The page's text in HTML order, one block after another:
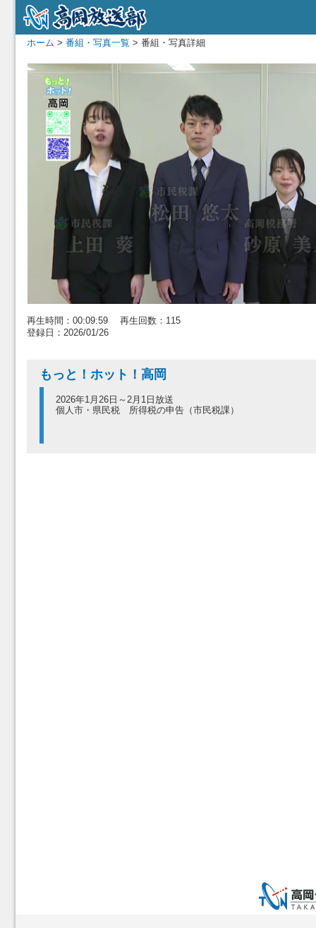
ホーム > 番組・写真一覧 > 番組・写真詳細
再生時間：00:09:59 再生回数：115
登録日：2026/01/26
もっと！ホット！高岡
2026年1月26日～2月1日放送
個人市・県民税 所得税の申告（市民税課）